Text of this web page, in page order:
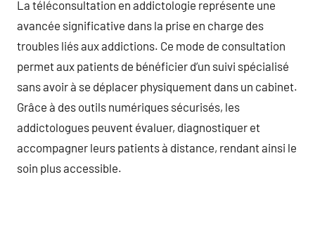
La téléconsultation en addictologie représente une
avancée significative dans la prise en charge des
troubles liés aux addictions. Ce mode de consultation
permet aux patients de bénéficier d’un suivi spécialisé
sans avoir à se déplacer physiquement dans un cabinet.
Grâce à des outils numériques sécurisés, les
addictologues peuvent évaluer, diagnostiquer et
accompagner leurs patients à distance, rendant ainsi le
soin plus accessible.